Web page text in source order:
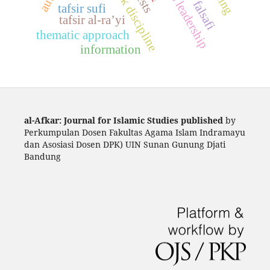
thematic approach
tafsir al-ra’yi
tafsir sufi
information
al-Afkar: Journal for Islamic Studies published by
Perkumpulan Dosen Fakultas Agama Islam Indramayu
dan Asosiasi Dosen DPK) UIN Sunan Gunung Djati
Bandung